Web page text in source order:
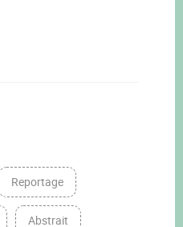
Reportage
Abstrait